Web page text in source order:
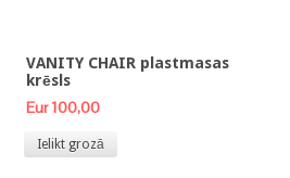
VANITY CHAIR plastmasas
krēsls
Eur 100,00
Ielikt grozā